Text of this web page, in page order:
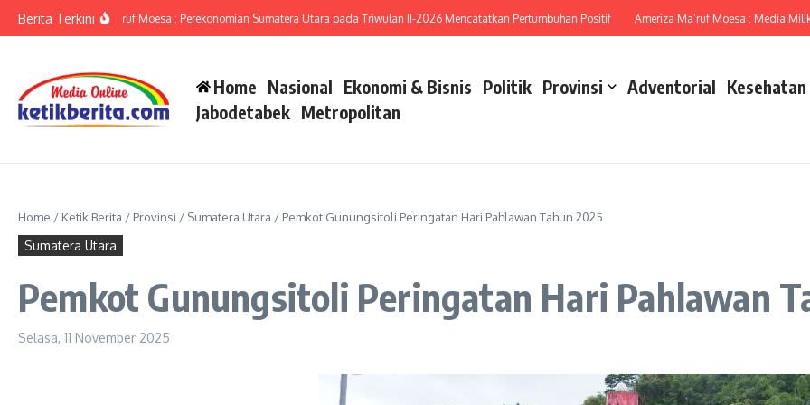
Berita Terkini
Ameriza Ma’ruf Moesa : Perekonomian Sumatera Utara pada Triwulan II-2026 Mencatatkan Pertumbuhan Positif Ameriza Ma’ruf Moesa : Media Miliki
Home Nasional Ekonomi & Bisnis Politik Provinsi Adventorial Kesehatan
Jabodetabek Metropolitan
Home / Ketik Berita / Provinsi / Sumatera Utara / Pemkot Gunungsitoli Peringatan Hari Pahlawan Tahun 2025
Sumatera Utara
Pemkot Gunungsitoli Peringatan Hari Pahlawan
Selasa, 11 November 2025